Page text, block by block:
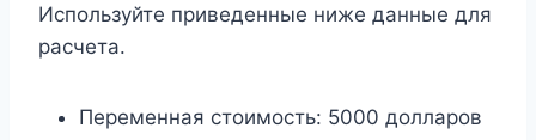
Используйте приведенные ниже данные для
расчета.
Переменная стоимость: 5000 долларов